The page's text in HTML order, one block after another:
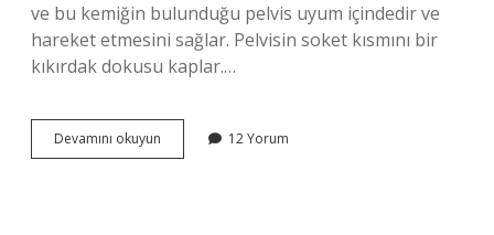
ve bu kemiğin bulunduğu pelvis uyum içindedir ve
hareket etmesini sağlar. Pelvisin soket kısmını bir
kıkırdak dokusu kaplar.…
Devamını okuyun
Kemiği
12 Yorum